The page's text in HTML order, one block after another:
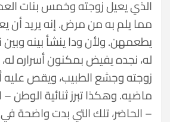
الذي يعيل زوجته وخمس بنات
مما يلم به من مرض. إنه يريد أن
يطعمهن. ولأن ودا ينشأ بينه
له، نجده يفيض بمكنون أسراره
زوجته وجشع الطبيب، ويقص عليه
ماضيه. وهكذا تبرز ثنائية الوطن
– الحاضر، تلك التي بدت